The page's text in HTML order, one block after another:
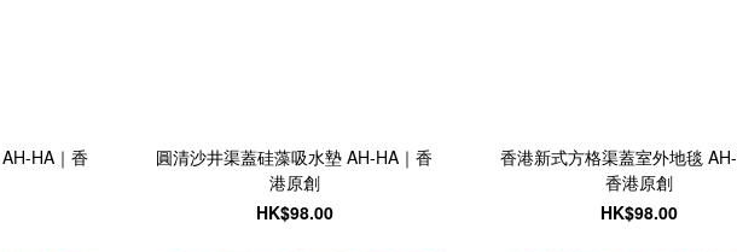
HA｜香
圓清沙井渠蓋硅藻吸水墊 AH-HA｜香
港原創
HK$98.00
香港新式方格渠蓋室外地毯
香港原創
HK$98.00